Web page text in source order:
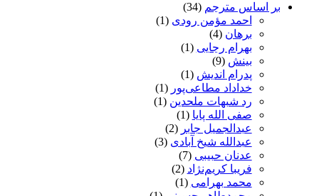
بر اساس مترجم (34)
احمد مؤمن رودی (1)
برهان (4)
بهرام رجایی (1)
بینش (9)
پدرام اندیش (1)
خداداد مطاعی‌پور (1)
رد شبهات ملحدین (1)
صفی الله پایا (1)
عبدالجمیل جابر (2)
عبدالله شیخ آبادی (3)
عدنان حبیبی (7)
فریبا کریم‌نژاد (2)
محمد بهرامی (1)